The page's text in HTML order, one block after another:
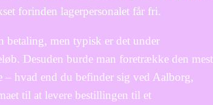
forinden lagerpersonalet får fri.
betaling, men typisk er det under
Desuden burde man foretrække den mest
hvad end du befinder sig ved Aalborg,
til at levere bestillingen til et